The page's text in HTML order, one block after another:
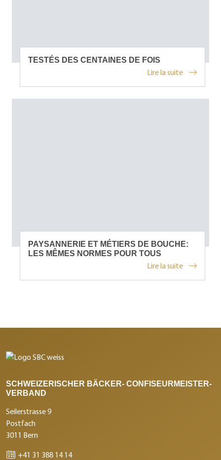
TESTÉS DES CENTAINES DE FOIS
Lire la suite
PAYSANNERIE ET MÉTIERS DE BOUCHE:
LES MÊMES NORMES POUR TOUS
Lire la suite
SCHWEIZERISCHER BÄCKER- CONFISEURMEISTER-
VERBAND
Seilerstrasse 9
Postfach
3011 Bern
+41 31 388 14 14